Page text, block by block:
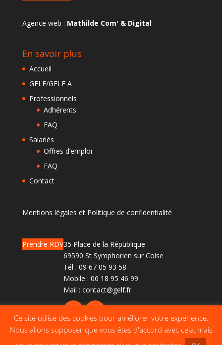
Agence web : Mathilde Com' & Digital
En savoir plus
Accueil
GELF/GELF A
Professionnels
Adhérents
FAQ
Salariés
Offres d’emploi
FAQ
Contact
Mentions légales et Politique de confidentialité
Prendre RDV35 Place de la République
69590 St Symphorien sur Coise
Tél : 09 67 05 93 58
Mobile : 06 18 95 46 99
Mail : contact@gelf.fr
Ce site utilise des cookies pour améliorer votre expérience.
Nous allons supposer que vous êtes d'accord avec cela, mais